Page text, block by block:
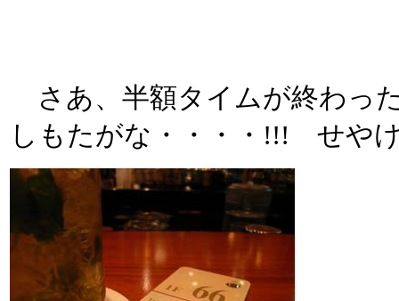
さあ、半額タイムが終わっ
しもたがな・・・・!!! せや